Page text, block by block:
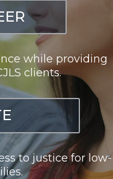
while providing
clients.
to justice for low-